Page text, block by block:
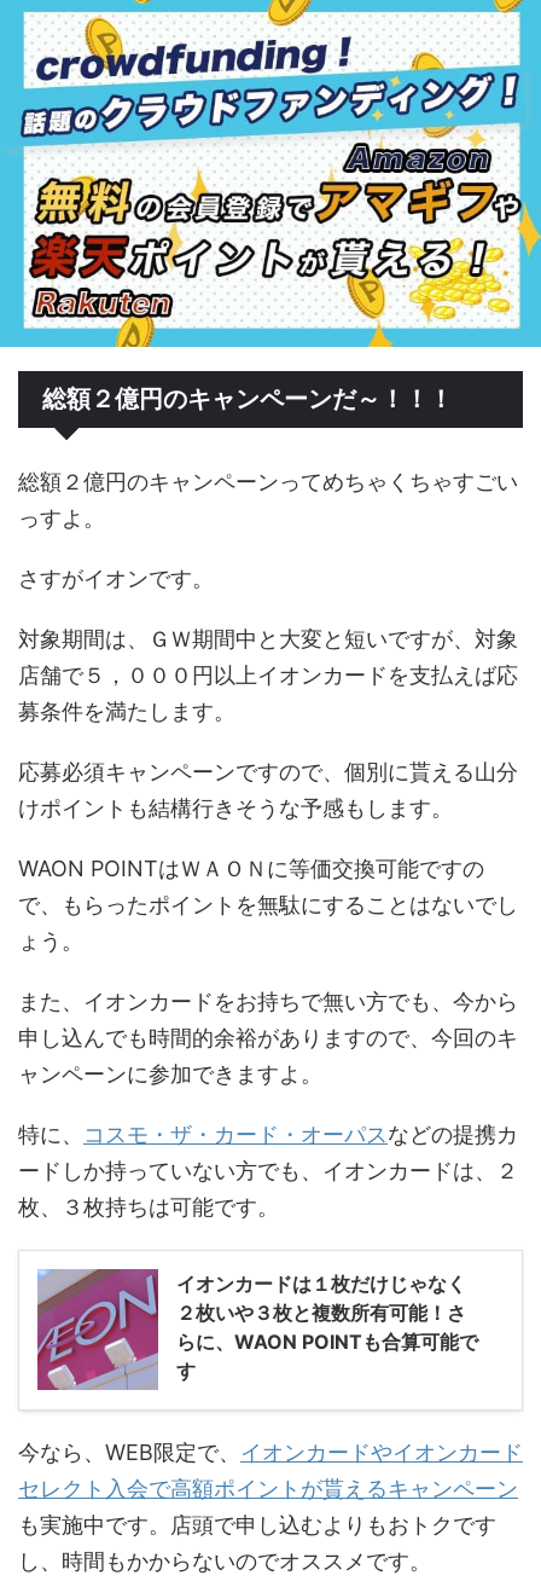
総額２億円のキャンペーンだ～！！！
総額２億円のキャンペーンってめちゃくちゃすごい
っすよ。
さすがイオンです。
対象期間は、ＧＷ期間中と大変と短いですが、対象
店舗で５，０００円以上イオンカードを支払えば応
募条件を満たします。
応募必須キャンペーンですので、個別に貰える山分
けポイントも結構行きそうな予感もします。
WAON POINTはＷＡＯＮに等価交換可能ですの
で、もらったポイントを無駄にすることはないでし
ょう。
また、イオンカードをお持ちで無い方でも、今から
申し込んでも時間的余裕がありますので、今回のキ
ャンペーンに参加できますよ。
特に、 コスモ・ザ・カード・オーパスなどの提携カ
ードしか持っていない方でも、イオンカードは、２
枚、３枚持ちは可能です。
イオンカードは１枚だけじゃなく
２枚いや３枚と複数所有可能！さ
らに、WAON POINTも合算可能で
す
今なら、WEB限定で、 イオンカードやイオンカード
セレクト入会で高額ポイントが貰えるキャンペーン
も実施中です。店頭で申し込むよりもおトクです
し、時間もかからないのでオススメです。